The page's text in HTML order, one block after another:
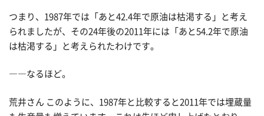
つまり、1987年では「あと42.4年で原油は枯渇する」と考え
られましたが、その24年後の2011年には「あと54.2年で原油
は枯渇する」と考えられたわけです。
――なるほど。
荒井さん このように、1987年と比較すると2011年では埋蔵量